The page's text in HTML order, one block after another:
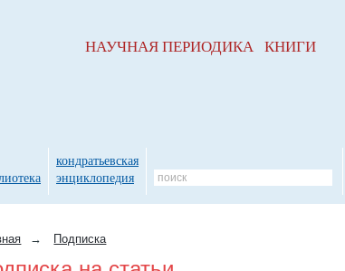
→ Подписка
НАУЧНАЯ ПЕРИОДИКА КНИГИ
кондратьевская
энциклопедия